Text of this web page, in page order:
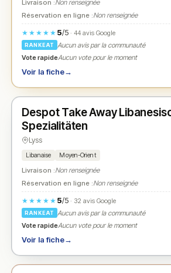
Livraison :Non renseignée
Réservation en ligne :Non renseignée
★★★★★ 5/5· 44 avis Google
RANKEAT
Aucun avis par la communauté
Vote rapideAucun vote pour le moment
Voir la fiche→
★ N° 2
Despot Take Away
Spezialitäten
Lyss
Libanaise Moyen-Orient
Livraison :Non renseignée
Réservation en ligne :Non renseignée
★★★★★ 5/5· 32 avis Google
RANKEAT
Aucun avis par la communauté
Vote rapideAucun vote pour le moment
Voir la fiche→